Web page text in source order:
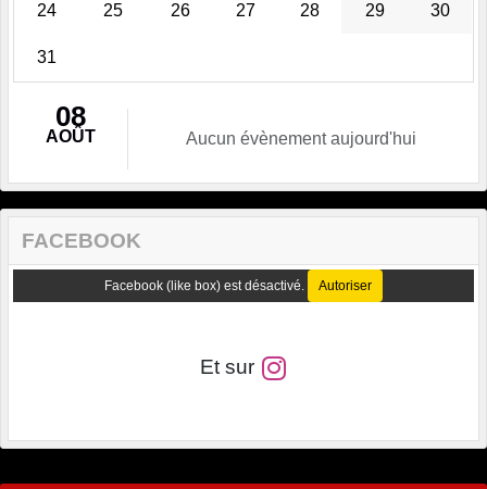
24 25 26 27 28 29 30
31
08
AOÛT Aucun évènement aujourd'hui
FACEBOOK
Facebook (like box) est désactivé. Autoriser
Et sur